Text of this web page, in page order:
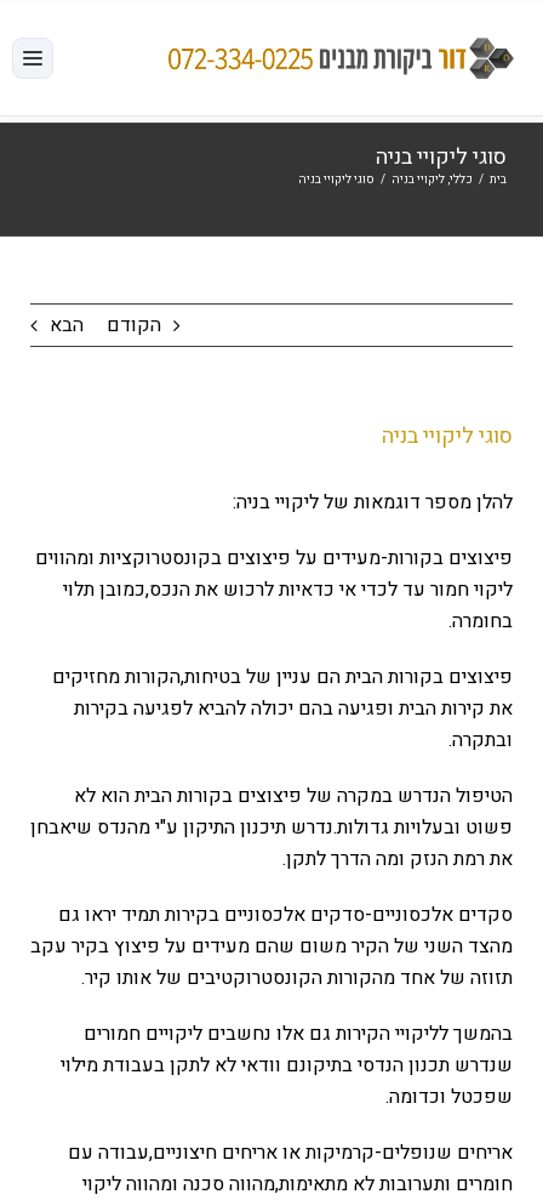
לתוכן
סוגי ליקויי בניה
בית / כללי, ליקויי בניה / סוגי ליקויי בניה
הקודם הבא
סוגי ליקויי בניה
להלן מספר דוגמאות של ליקויי בניה:
פיצוצים בקורות-מעידים על פיצוצים בקונסטרוקציות ומהווים
ליקוי חמור עד לכדי אי כדאיות לרכוש את הנכס,כמובן תלוי
בחומרה.
פיצוצים בקורות הבית הם עניין של בטיחות,הקורות מחזיקים
את קירות הבית ופגיעה בהם יכולה להביא לפגיעה בקירות
ובתקרה.
הטיפול הנדרש במקרה של פיצוצים בקורות הבית הוא לא
פשוט ובעלויות גדולות.נדרש תיכנון התיקון ע"י מהנדס שיאבחן
את רמת הנזק ומה הדרך לתקן.
סקדים אלכסוניים-סדקים אלכסוניים בקירות תמיד יראו גם
מהצד השני של הקיר משום שהם מעידים על פיצוץ בקיר עקב
תזוזה של אחד מהקורות הקונסטרוקטיבים של אותו קיר.
בהמשך לליקויי הקירות גם אלו נחשבים ליקויים חמורים
שנדרש תכנון הנדסי בתיקונם וודאי לא לתקן בעבודת מילוי
שפכטל וכדומה.
אריחים שנופלים-קרמיקות או אריחים חיצוניים,עבודה עם
חומרים ותערובות לא מתאימות,מהווה סכנה ומהווה ליקוי